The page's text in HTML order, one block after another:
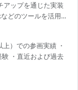
アップを通じた実装
どのツールを活用し
ン管理：Git ・クラ
）での参画実績 ・
・直近および過去